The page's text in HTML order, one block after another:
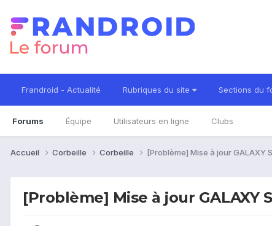
Frandroid - Actualité Rubriques du site Sections du
Forums Équipe Utilisateurs en ligne Clubs
Accueil Corbeille Corbeille [Problème] Mise à jour GALAXY
[Problème] Mise à jour GALAXY